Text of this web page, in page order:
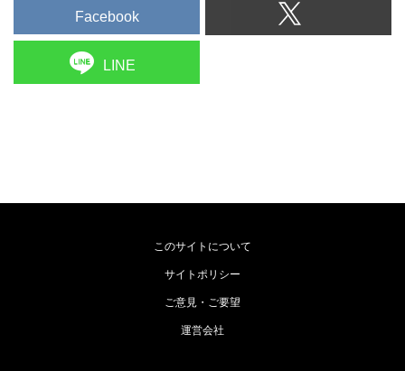
Facebook
LINE
このサイトについて
サイトポリシー
ご意見・ご要望
運営会社